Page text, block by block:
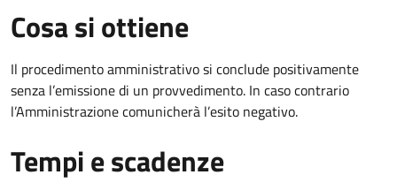
Cosa si ottiene
Il procedimento amministrativo si conclude positivamente
senza l’emissione di un provvedimento. In caso contrario
l’Amministrazione comunicherà l’esito negativo.
Tempi e scadenze